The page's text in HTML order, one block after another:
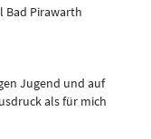
Pirawarth
Jugend und auf
als für mich